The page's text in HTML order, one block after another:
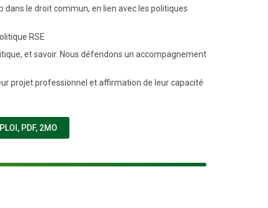
dans le droit commun, en lien avec les politiques
RSE
et savoir. Nous défendons un accompagnement
projet professionnel et affirmation de leur capacité
(NOUVELLE FENÊTRE)
, PDF, 2MO